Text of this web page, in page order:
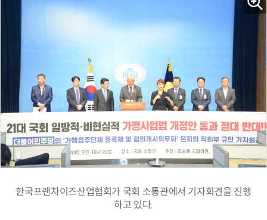
한국프랜차이즈산업협회가 국회 소통관에서 기자회견을 진행
하고 있다.